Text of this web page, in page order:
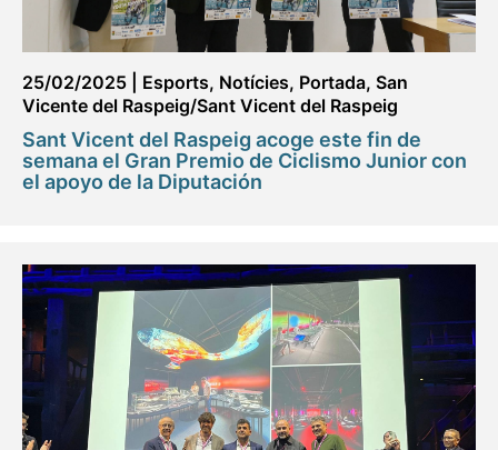
25/02/2025 Esports, Notícies, Portada, San
Vicente del Raspeig/Sant Vicent del Raspeig
Sant Vicent del Raspeig acoge este fin de
semana el Gran Premio de Ciclismo Junior con
el apoyo de la Diputación